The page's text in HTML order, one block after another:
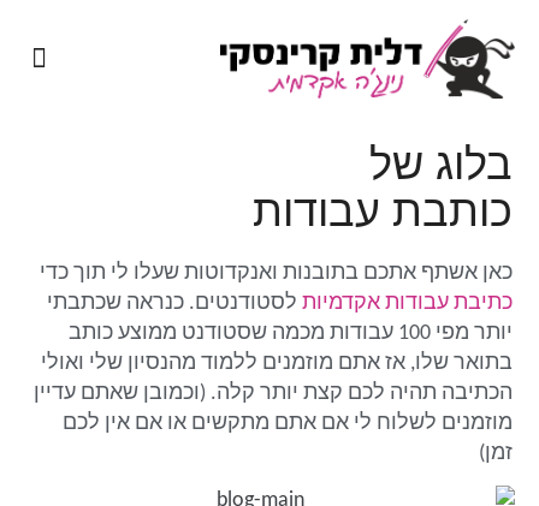
בלוג של
כותבת עבודות
כאן אשתף אתכם בתובנות ואנקדוטות שעלו לי תוך כדי
כתיבת עבודות אקדמיות לסטודנטים. כנראה שכתבתי
יותר מפי 100 עבודות מכמה שסטודנט ממוצע כותב
בתואר שלו, אז אתם מוזמנים ללמוד מהנסיון שלי ואולי
הכתיבה תהיה לכם קצת יותר קלה. (וכמובן שאתם עדיין
מוזמנים לשלוח לי אם אתם מתקשים או אם אין לכם
זמן)